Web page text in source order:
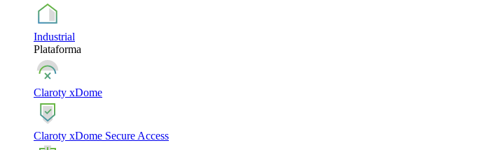
Industrial
Plataforma
Claroty xDome
Claroty xDome Secure Access